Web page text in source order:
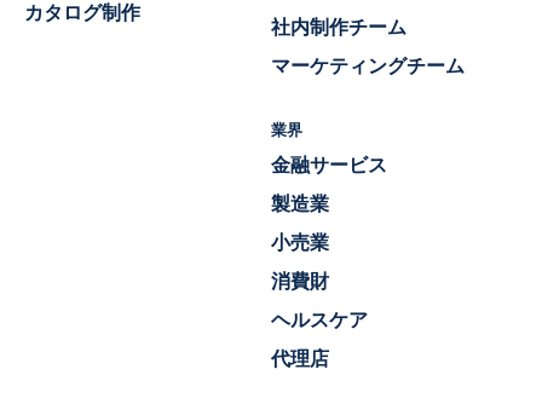
カタログ制作
社内制作チーム
マーケティングチーム
業界
金融サービス
製造業
小売業
消費財
ヘルスケア
代理店